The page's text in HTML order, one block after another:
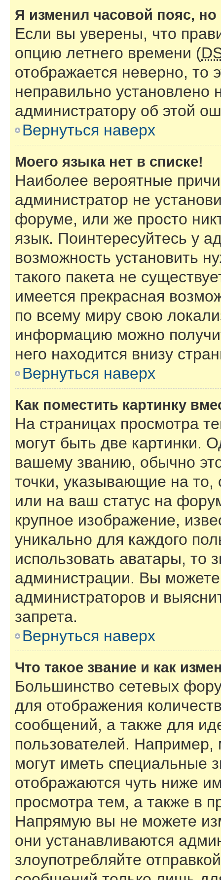
Я изменил часовой пояс,
Если вы уверены, что
опцию летнего времени (
отображается неверно, то
неправильно
администратору об этой
Вернуться наверх
Моего языка нет в списке!
Наиболее вероятные
администратор не
форуме, или же просто
язык. Поинтересуйтесь у
возможность установить
такого пакета не
имеется прекрасная
по всему миру свою
информацию можно
него находится внизу
Вернуться наверх
Как поместить картинку
На страницах просмотра
могут быть две картинки.
вашему званию, обычно
точки, указывающие на то,
или на ваш статус на
крупное изображение,
уникально для каждого
использовать аватары, то
администрации. Вы можете
администраторов и
запрета.
Вернуться наверх
Что такое звание и как
Большинство сетевых
для отображения
сообщений, а также для
пользователей.
могут иметь специальные
отображаются чуть ниже
просмотра тем, а также в
Напрямую вы не можете
они устанавливаются
злоупотребляйте